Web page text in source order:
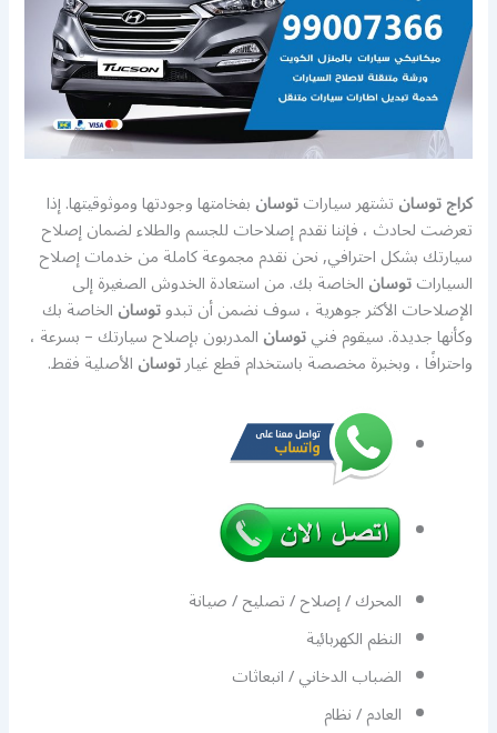
كراج توسانتشتهر سياراتتوسانبفخامتها وجودتها وموثوقيتها. إذا
تعرضت لحادث ، فإننا نقدم إصلاحات للجسم والطلاء لضمان إصلاح
سيارتك بشكل احترافي, نحن نقدم مجموعة كاملة من خدمات إصلاح
السياراتتوسانالخاصة بك. من استعادة الخدوش الصغيرة إلى
الإصلاحات الأكثر جوهرية ، سوف نضمن أن تبدوتوسانالخاصة بك
وكأنها جديدة. سيقوم فنيتوسانالمدربون بإصلاح سيارتك – بسرعة ،
واحترافًا ، وبخبرة مخصصة باستخدام قطع غيارتوسانالأصلية فقط.
المحرك / إصلاح / تصليح / صيانة
النظم الكهربائية
الضباب الدخاني / انبعاثات
العادم / نظام